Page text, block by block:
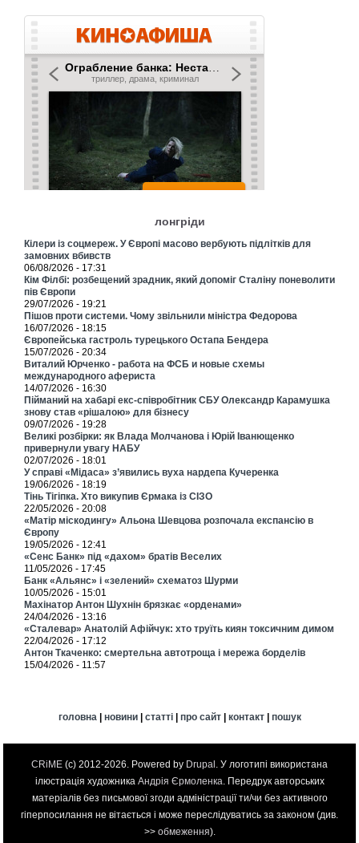
лонгріди
Кілери із соцмереж. У Європі масово вербують підлітків для
замовних вбивств
06/08/2026 - 17:31
Кім Філбі: розбещений зрадник, який допоміг Сталіну поневолити
пів Європи
29/07/2026 - 19:21
Пішов проти системи. Чому звільнили міністра Федорова
16/07/2026 - 18:15
Європейська гастроль турецького Остапа Бендера
15/07/2026 - 20:34
Виталий Юрченко - работа на ФСБ и новые схемы
международного афериста
14/07/2026 - 16:30
Пійманий на хабарі екс-співробітник СБУ Олександр Карамушка
знову став «рішалою» для бізнесу
09/07/2026 - 19:28
Великі розбірки: як Влада Молчанова і Юрій Іванющенко
привернули увагу НАБУ
02/07/2026 - 18:01
У справі «Мідаса» з’явились вуха нардепа Кучеренка
19/06/2026 - 18:19
Тінь Тігіпка. Хто викупив Єрмака із СІЗО
22/05/2026 - 20:08
«Матір міскодингу» Альона Шевцова розпочала експансію в
Європу
19/05/2026 - 12:41
«Сенс Банк» під «дахом» братів Веселих
11/05/2026 - 17:45
Банк «Альянс» і «зелений» схематоз Шурми
10/05/2026 - 15:01
Махінатор Антон Шухнін брязкає «орденами»
24/04/2026 - 13:16
«Сталевар» Анатолій Афійчук: хто труїть киян токсичним димом
22/04/2026 - 17:12
Антон Ткаченко: смертельна автотроща і мережа борделів
15/04/2026 - 11:57
головна| новини| статті| про сайт| контакт| пошук
CRiME (c) 2012-2026. Powered by Drupal. У логотипі використана
ілюстрація художника Андрія Єрмоленка. Передрук авторських
матеріалів без письмової згоди адміністрації ти/чи без активного
гіперпосилання не вітається і може переслідуватись за законом (див.
>> обмеження).